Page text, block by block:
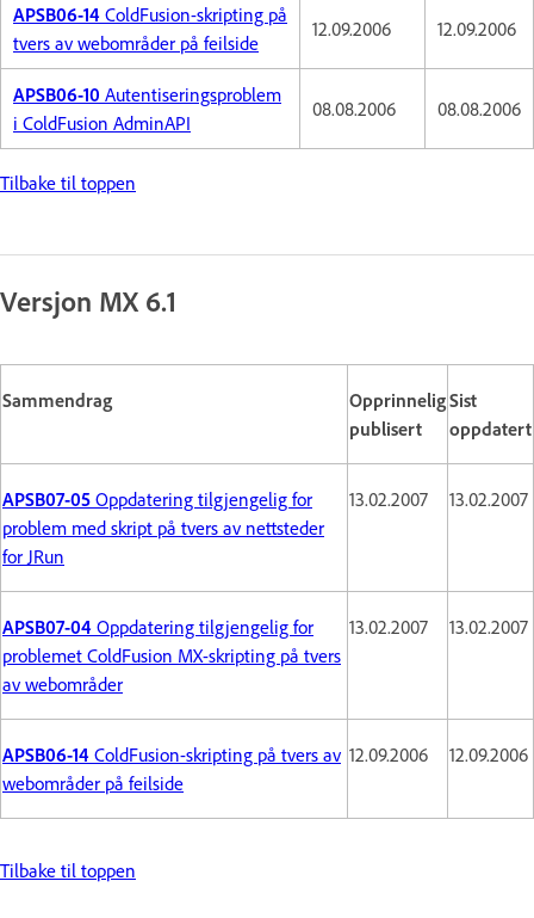
APSB06-14 ColdFusion-skripting på
tvers av webområder på feilside
12.09.2006 12.09.2006
APSB06-10 Autentiseringsproblem
i ColdFusion AdminAPI
08.08.2006 08.08.2006
Tilbake til toppen
Versjon MX 6.1
Sammendrag
Opprinnelig
publisert
Sist
oppdatert
APSB07-05 Oppdatering tilgjengelig for
problem med skript på tvers av nettsteder
for JRun
13.02.2007 13.02.2007
APSB07-04 Oppdatering tilgjengelig for
problemet ColdFusion MX-skripting på tvers
av webområder
13.02.2007 13.02.2007
APSB06-14 ColdFusion-skripting på tvers av
webområder på feilside
12.09.2006 12.09.2006
Tilbake til toppen